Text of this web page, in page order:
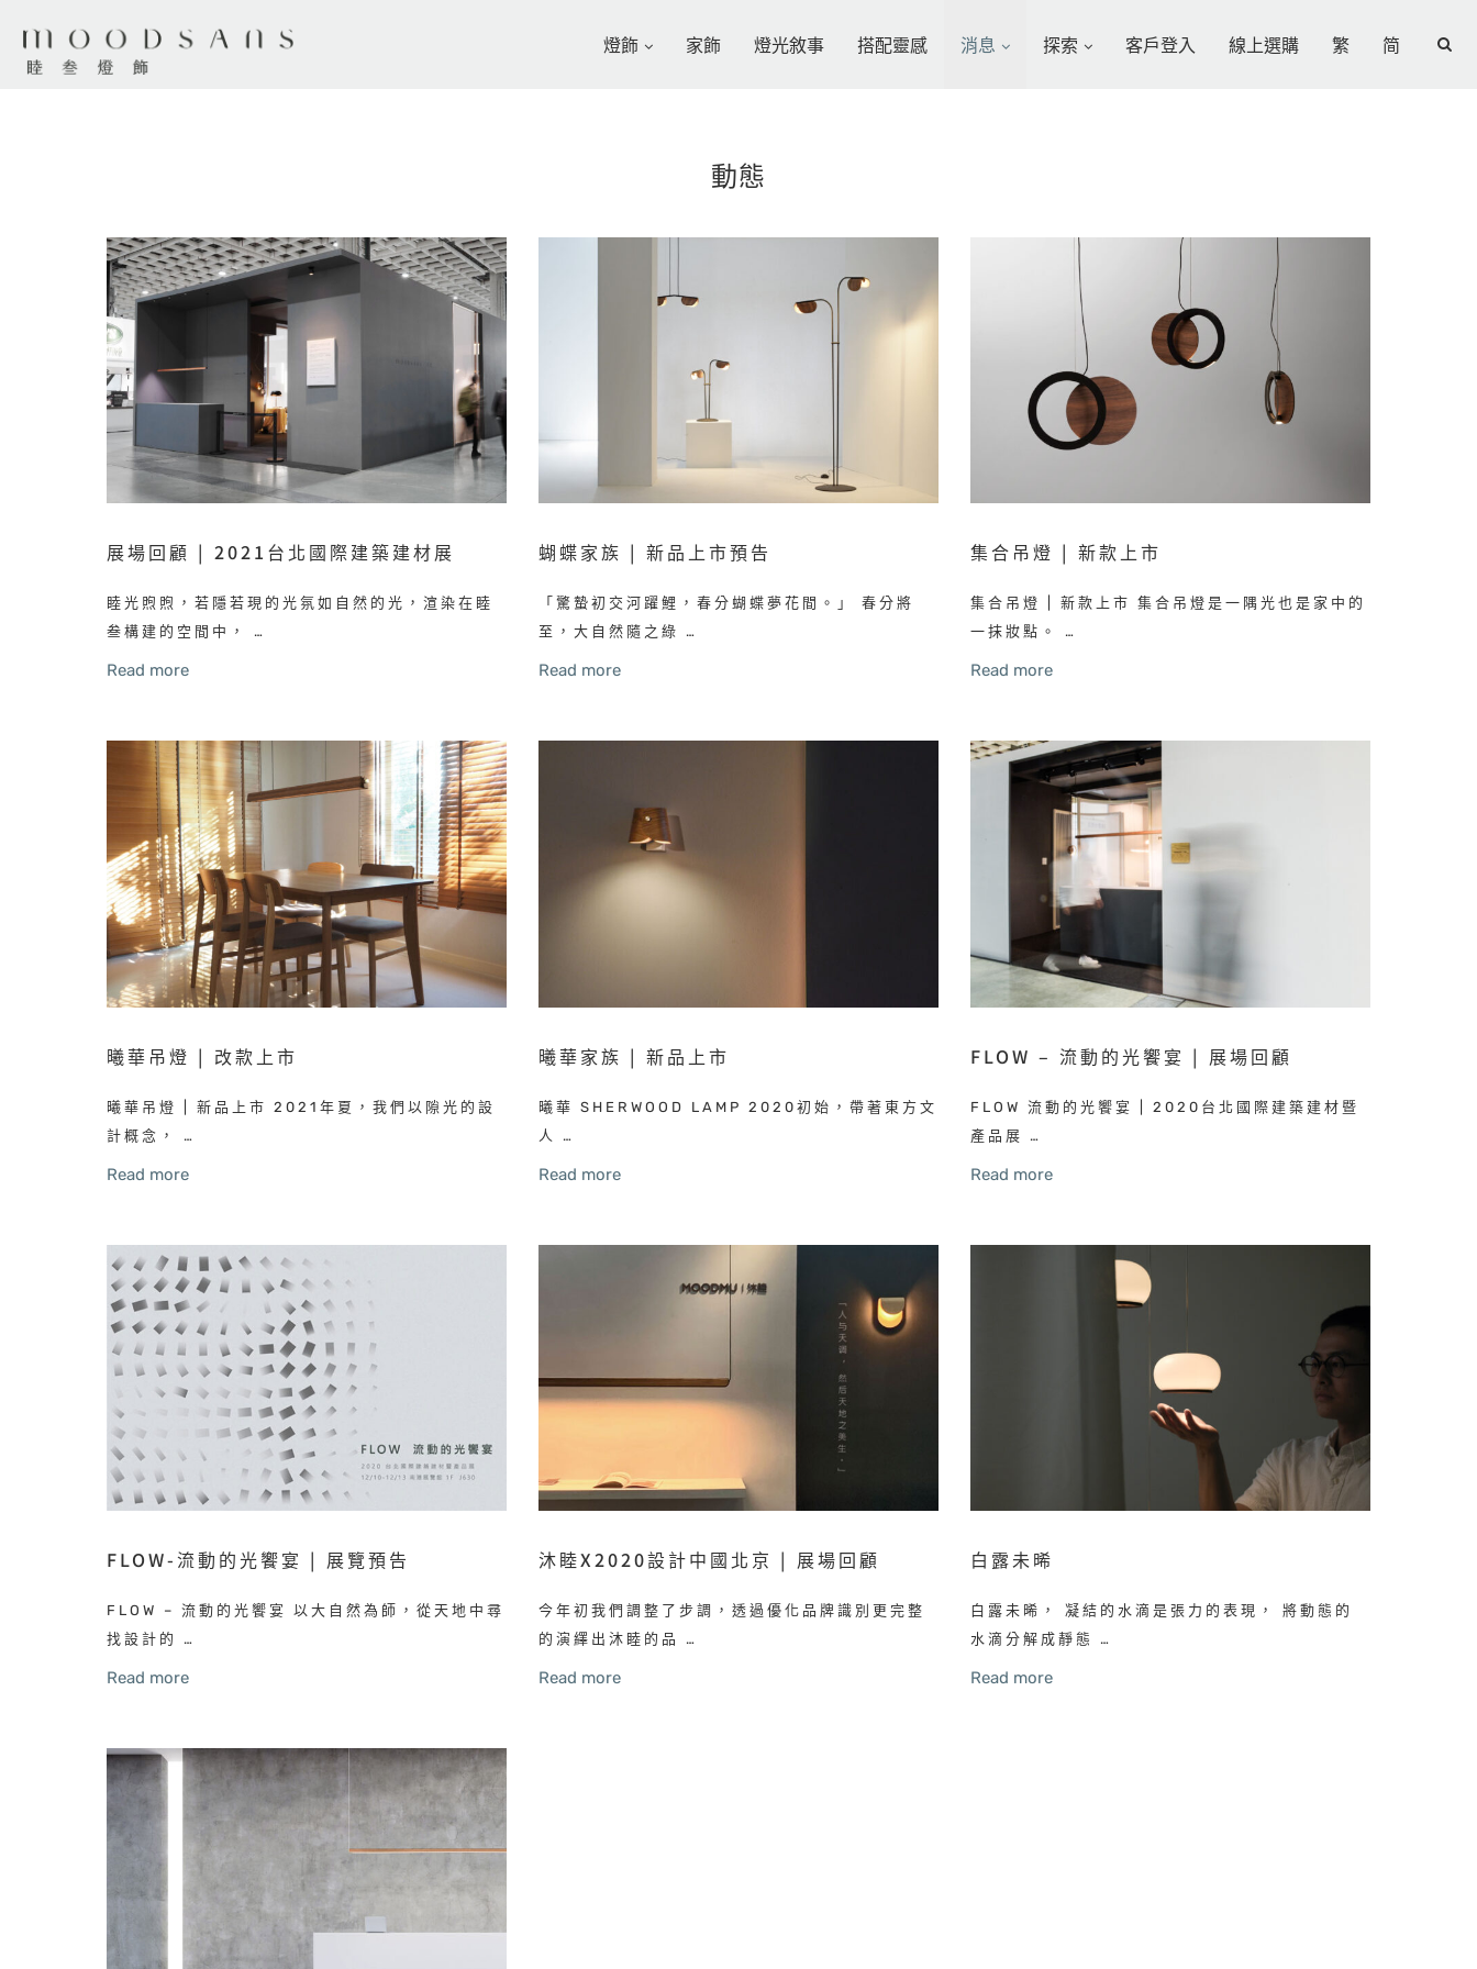
燈飾 家飾 燈光敘事 搭配靈感 消息 探索 客戶登入 線上選購 繁 简
動態
展場回顧 | 2021台北國際建築建材展
睦光煦煦，若隱若現的光氛如自然的光，渲染在睦
叁構建的空間中， …
Read more
蝴蝶家族 | 新品上市預告
「驚蟄初交河躍鯉，春分蝴蝶夢花間。」 春分將
至，大自然隨之綠 …
Read more
集合吊燈 | 新款上市
集合吊燈 | 新款上市 集合吊燈是一隅光也是家中的
一抹妝點。 …
Read more
曦華吊燈 | 改款上市
曦華吊燈 | 新品上市 2021年夏，我們以隙光的設
計概念， …
Read more
曦華家族 | 新品上市
曦華 SHERWOOD LAMP 2020初始，帶著東方文
人 …
Read more
FLOW – 流動的光饗宴 | 展場回顧
FLOW 流動的光饗宴 | 2020台北國際建築建材暨
產品展 …
Read more
FLOW-流動的光饗宴 | 展覽預告
FLOW – 流動的光饗宴 以大自然為師，從天地中尋
找設計的 …
Read more
沐睦X2020設計中國北京 | 展場回顧
今年初我們調整了步調，透過優化品牌識別更完整
的演繹出沐睦的品 …
Read more
白露未晞
白露未晞， 凝結的水滴是張力的表現， 將動態的
水滴分解成靜態 …
Read more